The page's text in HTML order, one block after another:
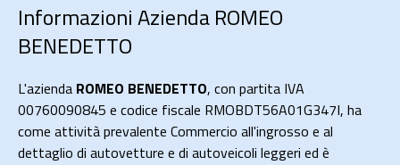
Informazioni Azienda ROMEO
BENEDETTO
L'azienda ROMEO BENEDETTO, con partita IVA
00760090845 e codice fiscale RMOBDT56A01G347I, ha
come attività prevalente Commercio all'ingrosso e al
dettaglio di autovetture e di autoveicoli leggeri ed è